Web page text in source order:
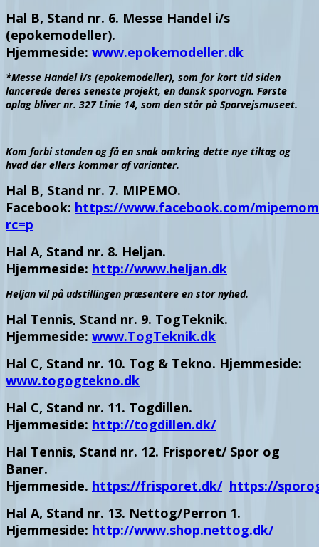
Hal B, Stand nr. 6. Messe Handel i/s
(epokemodeller).
Hjemmeside: www.epokemodeller.dk
*Messe Handel i/s (epokemodeller), som for kort tid siden
lancerede deres seneste projekt, en dansk sporvogn. Første
oplag bliver nr. 327 Linie 14, som den står på Sporvejsmuseet.
Kom forbi standen og få en snak omkring dette nye tiltag og
hvad der ellers kommer af varianter.
Hal B, Stand nr. 7. MIPEMO.
Facebook: https://www.facebook.com/
rc=p
Hal A, Stand nr. 8. Heljan.
Hjemmeside: http://www.heljan.dk
Heljan vil på udstillingen præsentere en stor nyhed.
Hal Tennis, Stand nr. 9. TogTeknik.
Hjemmeside: www.TogTeknik.dk
Hal C, Stand nr. 10. Tog & Tekno. Hjemmeside:
www.togogtekno.dk
Hal C, Stand nr. 11. Togdillen.
Hjemmeside: http://togdillen.dk/
Hal Tennis, Stand nr. 12. Frisporet/ Spor og
Baner.
Hjemmeside. https://frisporet.dk/ https://
Hal A, Stand nr. 13. Nettog/Perron 1.
Hjemmeside: http://www.shop.nettog.dk/